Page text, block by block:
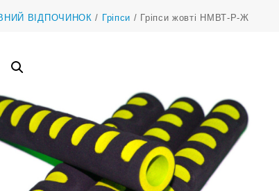
ВІДПОЧИНОК / Гріпси / Гріпси жовті НМВТ-Р-Ж